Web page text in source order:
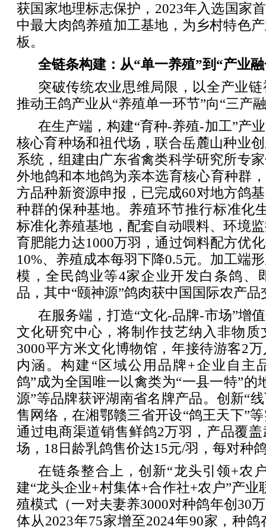
获国家地理标志保护，2023年入选国家
中最大肉鸽养殖加工基地，为乡村特色
板。
全链条构建：从“单一养殖”到“产业
突破传统农业思维局限，以全产业
推动王鸽产业从“养殖单一环节”向“三产
在生产端，构建“育种-养殖-加工”产
核心育种场和祖代场，联合岳麓山种业
系统，组建由广东省禽类科学研究所专
外地鸽和本地鸽为亲本选育核心育种群
方品种新资源申报，已完成60对地方鸽
种群的保种基地。养殖环节推行标准化
标准化养殖基地，配套自动喂料、环境
育肥能力达1000万羽，通过饲料配方优
10%、养殖成本每羽下降0.5元。加工端
模，全民鸽业等4家企业开发白条鸽、
品，其中“颐神源”鸽肉获中国国际农产
在服务端，打造“文化-品牌-市场”增
文化研究中心，将制作技艺纳入非物质
3000平方米文化博物馆，年接待游客2
内涵。构建“区域公用品牌+企业自主
鸽”成为全国唯一以禽类为“一县一特”的
源”等品牌获评湖南省名牌产品。创新“
售网络，在湘鄂赣三省开设“鸽王天下”
通过电商渠道销售鲜鸽2万羽，产品覆
场，18日龄乳鸽售价达15元/羽，每对种
在链条整合上，创新“龙头引领+农
建“龙头企业+村集体+合作社+农户”产业
殖模式（一对夫妻养3000对种鸽年创30
体从2023年75家增至2024年90家，种